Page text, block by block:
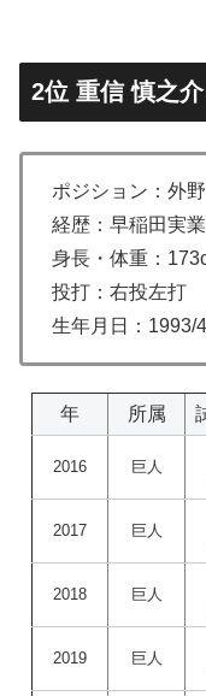
2位 重信 慎之
ポジション：外
経歴：早稲田実
身長・体重：
投打：右投左打
生年月日：1993/
年 所属
2016 巨人
2017 巨人
2018 巨人
2019 巨人